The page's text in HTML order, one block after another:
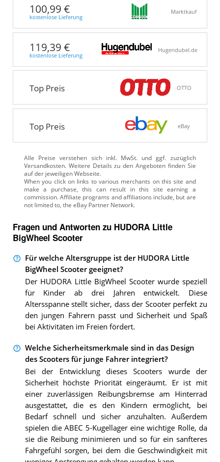
100,99 €
kostenlose Lieferung
Marktkauf
119,39 €
kostenlose Lieferung
Hugendubel.de
Top Preis OTTO
Top Preis eBay
Alle Preise verstehen sich inkl. MwSt. und ggf. zuzüglich
Versandkosten. Weitere Details zu den Angeboten finden Sie
auf der jeweiligen Webseite.
Fragen und Antworten zu HUDORA Little
BigWheel Scooter
Für welche Altersgruppe ist der HUDORA Little
BigWheel Scooter geeignet?
Der HUDORA Little BigWheel Scooter wurde speziell
für Kinder ab drei Jahren entwickelt. Diese
Altersspanne stellt sicher, dass der Scooter perfekt zu
den jungen Fahrern passt und Sicherheit und Spaß
bei Aktivitäten im Freien fördert.
Welche Sicherheitsmerkmale sind in das Design
des Scooters für junge Fahrer integriert?
Bei der Entwicklung dieses Scooters wurde der
Sicherheit höchste Priorität eingeräumt. Er ist mit
einer zuverlässigen Reibungsbremse am Hinterrad
ausgestattet, die es den Kindern ermöglicht, bei
Bedarf schnell und sicher anzuhalten. Außerdem
spielen die ABEC 5-Kugellager eine wichtige Rolle, da
sie die Reibung minimieren und so für ein sanfteres
Fahrgefühl sorgen, bei dem die Geschwindigkeit mit